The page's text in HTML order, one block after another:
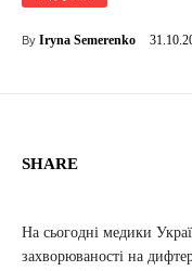
By Iryna Semerenko
SHARE
На сьогодні медики
захворюваності на